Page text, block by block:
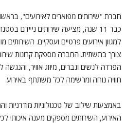
חברת "שירותים מפוארים לאירועים",
כבר 11 שנה, מציעה שירותים נייידם
למגוון אירועים פרטיים ועסקיים.
הפרדה לנשים וגברים, מיזוג אוויר,
חוויה נוחה ומרשימה לכל משתתף באירוע.
באמצעות שילוב של טכנולוגיות מודרניות
האירוע, השירותים מספקים מענה איכותי